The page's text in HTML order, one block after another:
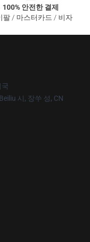
100% 안전한 결제
팔 / 마스터카드 / 비자
국
시, 장쑤 성, CN